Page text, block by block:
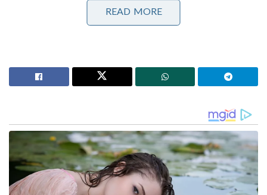
ബാരിക്കേഡുകളും സ്ഥാപിച്ചിട്ടുണ്ട്. ഡൽഹിയിൽ
സംശയാസ്പദമായ സാഹചര്യത്തിൽ ആരെയെങ്കിലും
അറിയിക്കാനും നിർദ്ദേശമുണ്ട്.
ടി. ജി. മോഹൻദാസിന് ജാമ്യം
നുഴഞ്ഞുകയറ്റക്കാരനെ ബിഎസ്എഫ് പിടികൂടിയതിന്
പ്രതികാരം; ഇന്ത്യൻ കർഷകനെ അതിർത്തി കടന്ന്
തട്ടിയെടുത്ത് ബംഗ്ലാദേശികൾ
READ MORE